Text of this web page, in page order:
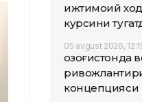
ижтимоий
курсини
05 avgust 2026,
Қозоғистонда